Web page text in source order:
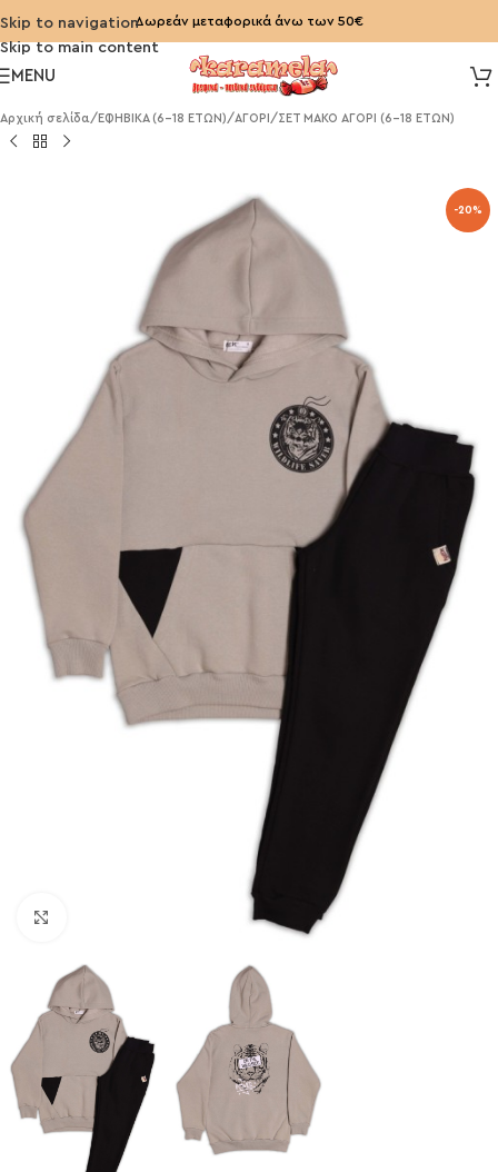
Skip to navigation
Skip to main content
Δωρεάν μεταφορικά άνω των 50€
MENU
Αρχική σελίδα/ ΕΦΗΒΙΚΑ (6-18 ΕΤΩΝ)/ΑΓΟΡΙ /ΣΕΤ ΜΑΚΟ ΑΓΟΡΙ (6-18 ΕΤΩΝ)
-20%